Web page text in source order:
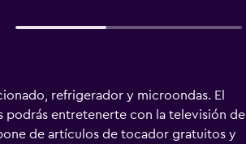
refrigerador y microondas. El
entretenerte con la televisión de
de artículos de tocador gratuitos y